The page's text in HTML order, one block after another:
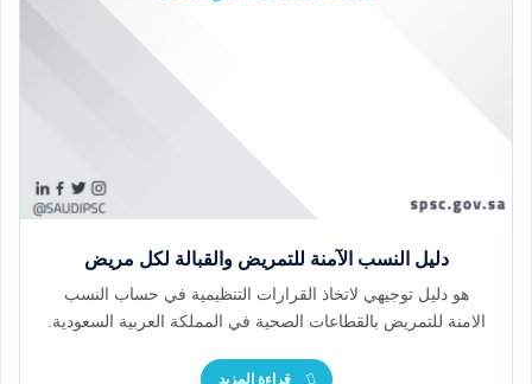
دليل النسب الآمنة للتمريض والقبالة لكل مريض
هو دليل توجيهي لاتخاذ القرارات التنظيمية في حساب النسب
الامنة للتمريض بالقطاعات الصحية في المملكة العربية السعودية.
قراءة المزيد